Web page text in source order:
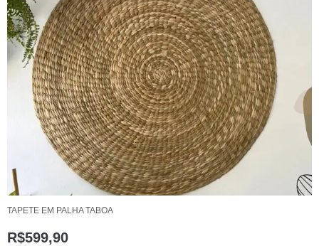
TAPETE EM PALHA TABOA
R$599,90